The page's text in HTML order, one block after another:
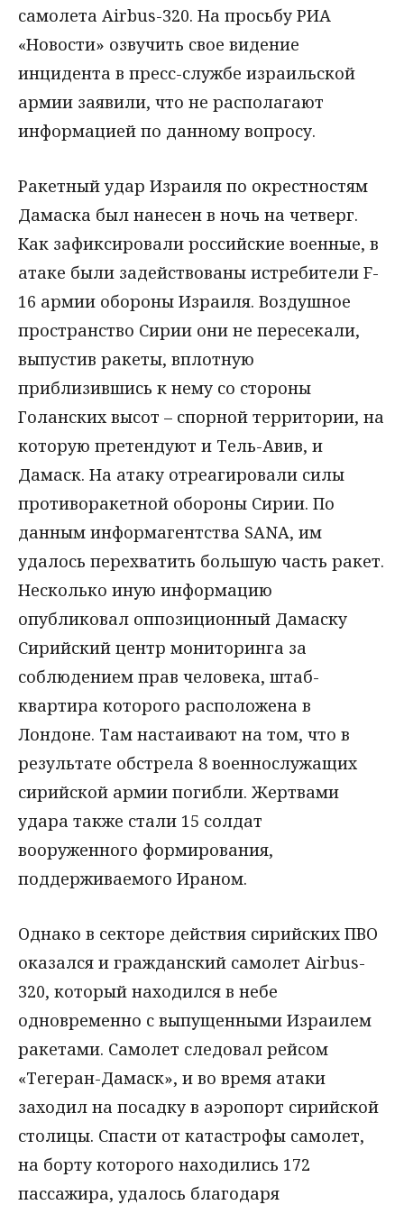
самолета Airbus-320. На просьбу РИА
«Новости» озвучить свое видение
инцидента в пресс-службе израильской
армии заявили, что не располагают
информацией по данному вопросу.
Ракетный удар Израиля по окрестностям
Дамаска был нанесен в ночь на четверг.
Как зафиксировали российские военные, в
атаке были задействованы истребители F-
16 армии обороны Израиля. Воздушное
пространство Сирии они не пересекали,
выпустив ракеты, вплотную
приблизившись к нему со стороны
Голанских высот – спорной территории, на
которую претендуют и Тель-Авив, и
Дамаск. На атаку отреагировали силы
противоракетной обороны Сирии. По
данным информагентства SANA, им
удалось перехватить большую часть ракет.
Несколько иную информацию
опубликовал оппозиционный Дамаску
Сирийский центр мониторинга за
соблюдением прав человека, штаб-
квартира которого расположена в
Лондоне. Там настаивают на том, что в
результате обстрела 8 военнослужащих
сирийской армии погибли. Жертвами
удара также стали 15 солдат
вооруженного формирования,
поддерживаемого Ираном.
Однако в секторе действия сирийских ПВО
оказался и гражданский самолет Airbus-
320, который находился в небе
одновременно с выпущенными Израилем
ракетами. Самолет следовал рейсом
«Тегеран-Дамаск», и во время атаки
заходил на посадку в аэропорт сирийской
столицы. Спасти от катастрофы самолет,
на борту которого находились 172
пассажира, удалось благодаря